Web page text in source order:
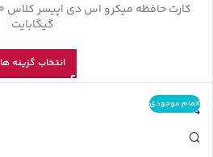
گیگابایت
انتخاب گزینه ها
اتمام موجودی